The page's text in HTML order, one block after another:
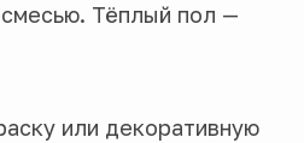
Тёплый пол —
или декоративную